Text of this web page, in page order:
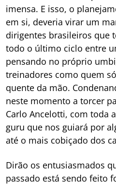
imensa. E isso, o
em si, deveria virar um
dirigentes brasileiros que
todo o último ciclo entre
pensando no próprio
treinadores como quem
quente da mão.
neste momento a torcer
Carlo Ancelotti, com toda
guru que nos guiará por
até o mais cobiçado dos
Dirão os entusiasmados
passado está sendo feito